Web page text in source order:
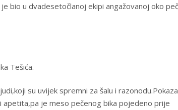
je bio u dvadesetočlanoj ekipi angažovanoj oko
Tešića.
su uvijek spremni za šalu i
je meso pečenog bika pojedeno prije